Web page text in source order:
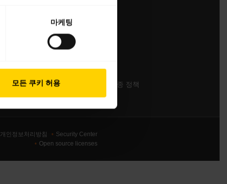
마케팅
모든 쿠키 허용
제품 등록
개발자 프로그램
보증 및 서비스
엔터프라이즈 제품 단종 정책
개인정보처리방침
Security Center
Open source licenses